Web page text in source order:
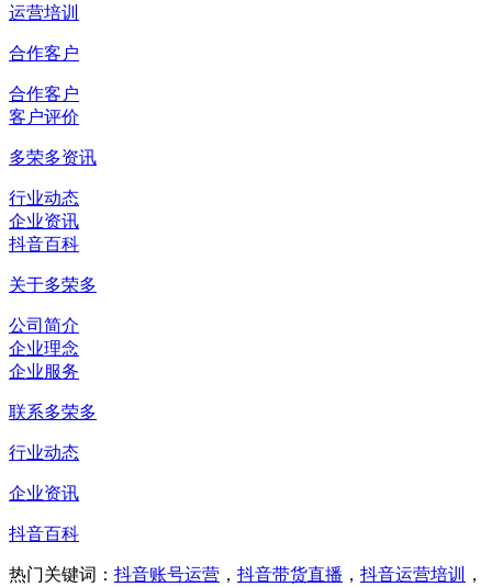
运营培训
合作客户
合作客户
客户评价
多荣多资讯
行业动态
企业资讯
抖音百科
关于多荣多
公司简介
企业理念
企业服务
联系多荣多
行业动态
企业资讯
抖音百科
热门关键词： 抖音账号运营 ， 抖音带货直播 ， 抖音运营培训
，